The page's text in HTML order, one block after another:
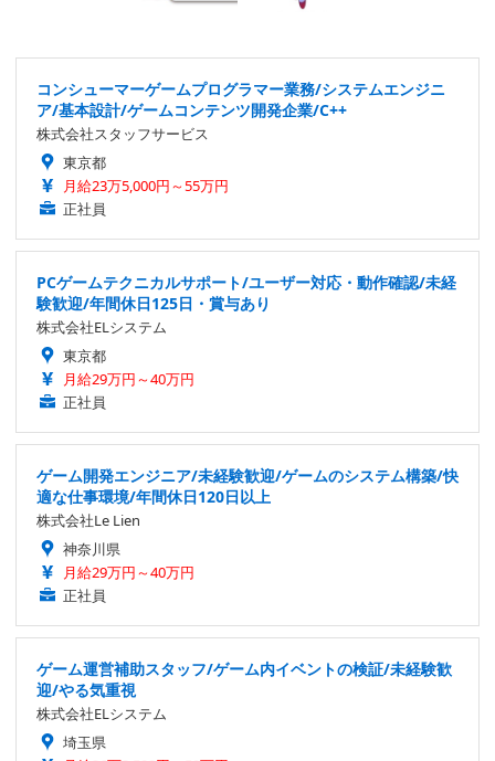
コンシューマーゲームプログラマー業務/システムエンジニ
ア/基本設計/ゲームコンテンツ開発企業/C++
株式会社スタッフサービス
東京都
月給23万5,000円～55万円
正社員
PCゲームテクニカルサポート/ユーザー対応・動作確認/未経
験歓迎/年間休日125日・賞与あり
株式会社ELシステム
東京都
月給29万円～40万円
正社員
ゲーム開発エンジニア/未経験歓迎/ゲームのシステム構築/快
適な仕事環境/年間休日120日以上
株式会社Le Lien
神奈川県
月給29万円～40万円
正社員
ゲーム運営補助スタッフ/ゲーム内イベントの検証/未経験歓
迎/やる気重視
株式会社ELシステム
埼玉県